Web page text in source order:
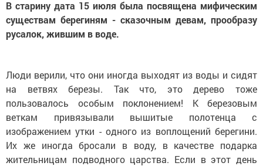
В старину дата 15 июля была посвящена мифическим
существам берегиням - сказочным девам, прообразу
русалок, жившим в воде.
Люди верили, что они иногда выходят из воды и сидят
на ветвях березы. Так что, это дерево тоже
пользовалось особым поклонением! К березовым
веткам привязывали вышитые полотенца с
изображением утки - одного из воплощений берегини.
Их же иногда бросали в воду, в качестве подарка
жительницам подводного царства. Если в этот день